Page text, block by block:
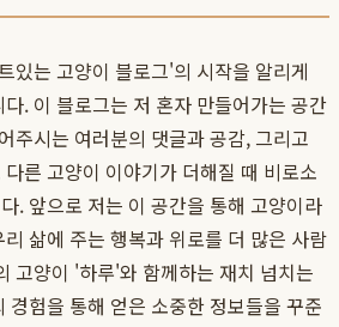
있는 고양이 블로그'의 시작을 알리게
. 이 블로그는 저 혼자 만들어가는 공간
주시는 여러분의 댓글과 공감, 그리고
른 고양이 이야기가 더해질 때 비로소
. 앞으로 저는 이 공간을 통해 고양이라
삶에 주는 행복과 위로를 더 많은 사람
고양이 '하루'와 함께하는 재치 넘치는
경험을 통해 얻은 소중한 정보들을 꾸준